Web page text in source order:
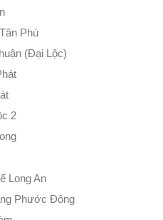
Phú
(Đại Lộc)
2
Long An
Phước Đông